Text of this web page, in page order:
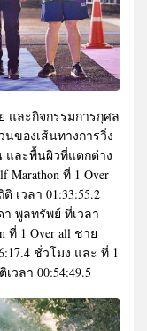
และกิจกรรมการกุศล
ของเส้นทางการวิ่ง
และพื้นผิวที่แตกต่าง
ที่ 1 Over
เวลา 01:33:55.2
พูลทรัพย์ ที่เวลา
ที่ 1 Over all ชาย
ชั่วโมง และ ที่ 1
วลา 00:54:49.5